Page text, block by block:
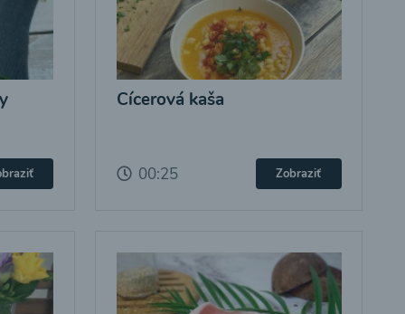
Cícerová kaša
00:25 Zobraziť